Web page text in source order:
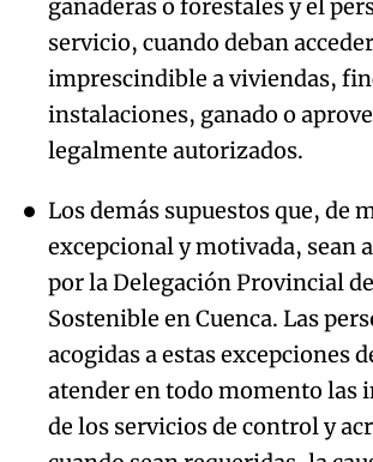
ganaderas o forestales y el
servicio, cuando deban
imprescindible a viviendas,
instalaciones, ganado o
legalmente autorizados.
Los demás supuestos que, de
excepcional y motivada, sean
por la Delegación Provincial
Sostenible en Cuenca. Las
acogidas a estas excepciones
atender en todo momento las
de los servicios de control y